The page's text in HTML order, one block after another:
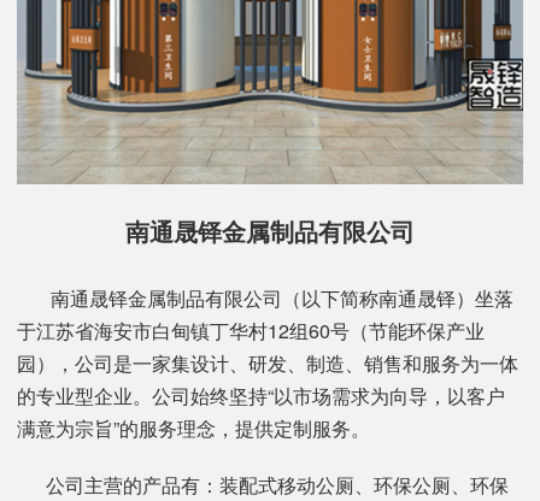
南通晟铎金属制品有限公司
南通晟铎金属制品有限公司（以下简称南通晟铎）坐落
于江苏省海安市白甸镇丁华村12组60号（节能环保产业
园），公司是一家集设计、研发、制造、销售和服务为一体
的专业型企业。公司始终坚持“以市场需求为向导，以客户
满意为宗旨”的服务理念，提供定制服务。
公司主营的产品有：装配式移动公厕、环保公厕、环保